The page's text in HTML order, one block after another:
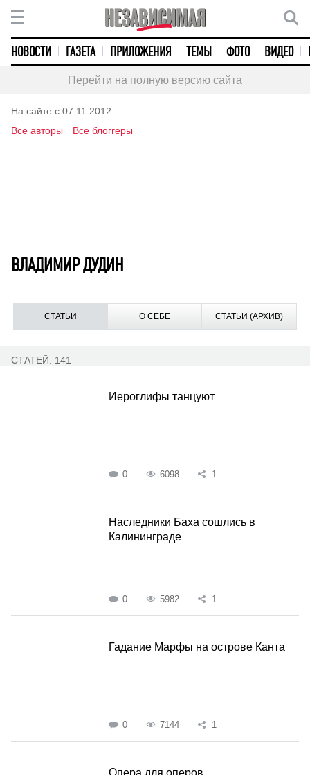
НОВОСТИ ГАЗЕТА ПРИЛОЖЕНИЯ ТЕМЫ ФОТО ВИДЕО
Перейти на полную версию сайта
На сайте с 07.11.2012
Все авторы
Все блоггеры
ВЛАДИМИР ДУДИН
СТАТЬИ О СЕБЕ СТАТЬИ (АРХИВ)
СТАТЕЙ: 141
Иероглифы танцуют
0 6098 1
Наследники Баха сошлись в
Калининграде
0 5982 1
Гадание Марфы на острове Канта
0 7144 1
Опера для оперов